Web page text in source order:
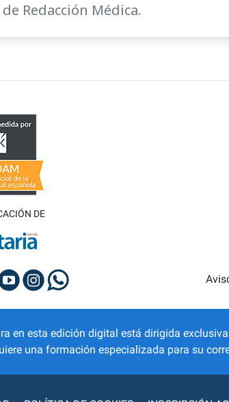
Redacción Médica.
DE
en esta edición digital está dirigida
una formación especializada para su